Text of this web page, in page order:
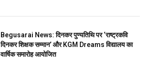
Begusarai News: दिनकर पुण्यतिथि पर ‘राष्ट्रकवि
दिनकर शिक्षक सम्मान’ और KGM Dreams विद्यालय का
वार्षिक समारोह आयोजित